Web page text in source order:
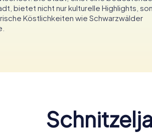
bietet nicht nur kulturelle Highlights,
Köstlichkeiten wie Schwarzwälder